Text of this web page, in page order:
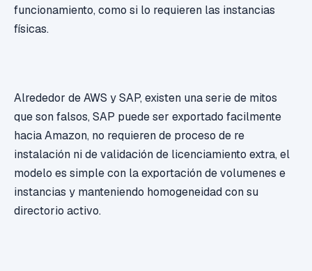
funcionamiento, como si lo requieren las instancias
físicas.
Alrededor de AWS y SAP, existen una serie de mitos
que son falsos, SAP puede ser exportado facilmente
hacia Amazon, no requieren de proceso de re
instalación ni de validación de licenciamiento extra, el
modelo es simple con la exportación de volumenes e
instancias y manteniendo homogeneidad con su
directorio activo.